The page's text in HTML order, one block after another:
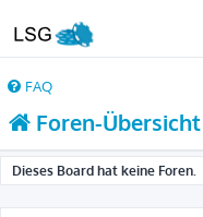
FAQ
Foren-Übersicht
Dieses Board hat keine Foren.